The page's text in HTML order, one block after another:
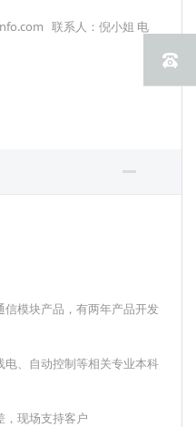
联系人：倪小姐 电
模块产品，有两年产品开发
、自动控制等相关专业本科
，现场支持客户